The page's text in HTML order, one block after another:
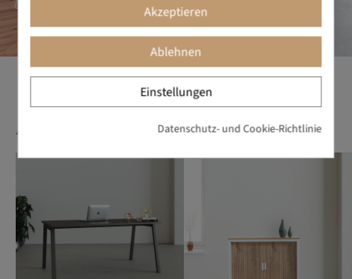
Ähnliche Produkte
Akzeptieren
Ablehnen
Einstellungen
Datenschutz- und Cookie-Richtlinie